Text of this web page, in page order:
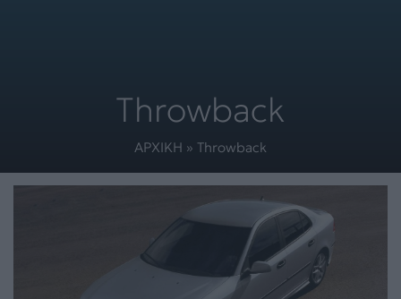
Throwback
ΑΡΧΙΚΗ » Throwback